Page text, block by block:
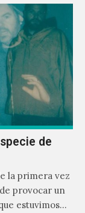
de
la primera vez
provocar un
estuvimos